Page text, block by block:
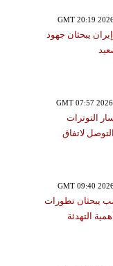
يبحثان جهود
التوترات
لاتفاق
يبحثان تطورات
التهدئة